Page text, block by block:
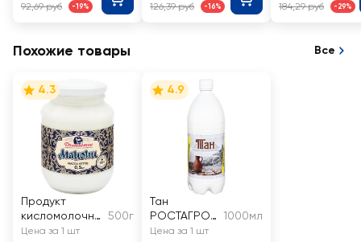
92,69 руб -19% 126,39 руб -16% 184,29 руб -29%
Похожие товары Все
4.3
Продукт
кисломолочны
й ДОЛГОЛЕТИЕ
500г
Цена за 1 шт
4.9
Тан
РОСТАГРОЭ
КСПОРТ
1000мл
Цена за 1 шт